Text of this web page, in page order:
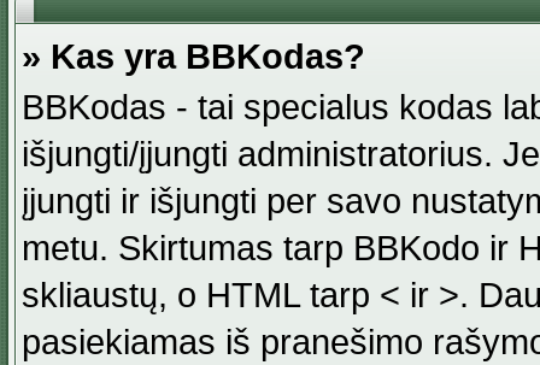
» Kas yra BBKodas?
BBKodas - tai specialus kodas
išjungti/įjungti administratorius.
įjungti ir išjungti per savo
metu. Skirtumas tarp BBKodo ir
skliaustų, o HTML tarp < ir >.
pasiekiamas iš pranešimo